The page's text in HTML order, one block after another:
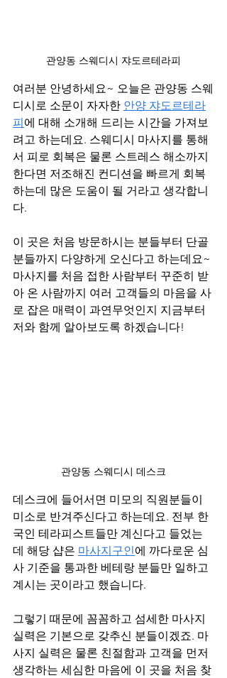
관양동 스웨디시 쟈도르테라피
여러분 안녕하세요~ 오늘은 관양동 스웨
디시로 소문이 자자한 안양 쟈도르테라
피에 대해 소개해 드리는 시간을 가져보
려고 하는데요. 스웨디시 마사지를 통해
서 피로 회복은 물론 스트레스 해소까지
한다면 저조해진 컨디션을 빠르게 회복
하는데 많은 도움이 될 거라고 생각합니
다.
이 곳은 처음 방문하시는 분들부터 단골
분들까지 다양하게 오신다고 하는데요~
마사지를 처음 접한 사람부터 꾸준히 받
아 온 사람까지 여러 고객들의 마음을 사
로 잡은 매력이 과연무엇인지 지금부터
저와 함께 알아보도록 하겠습니다!
관양동 스웨디시 데스크
데스크에 들어서면 미모의 직원분들이
미소로 반겨주신다고 하는데요. 전부 한
국인 테라피스트들만 계신다고 들었는
데 해당 샵은 마사지구인에 까다로운 심
사 기준을 통과한 베테랑 분들만 일하고
계시는 곳이라고 했습니다.
그렇기 때문에 꼼꼼하고 섬세한 마사지
실력은 기본으로 갖추신 분들이겠죠. 마
사지 실력은 물론 친절함과 고객을 먼저
생각하는 세심한 마음에 이 곳을 처음 찾